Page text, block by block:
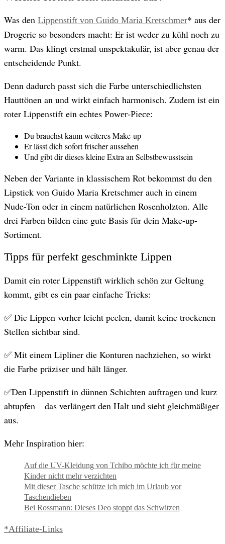
Was den Lippenstift von Guido Maria Kretschmer* aus der
Drogerie so besonders macht: Er ist weder zu kühl noch zu
warm. Das klingt erstmal unspektakulär, ist aber genau der
entscheidende Punkt.
Denn dadurch passt sich die Farbe unterschiedlichsten
Hauttönen an und wirkt einfach harmonisch. Zudem ist ein
roter Lippenstift ein echtes Power-Piece:
Du brauchst kaum weiteres Make-up
Er lässt dich sofort frischer aussehen
Und gibt dir dieses kleine Extra an Selbstbewusstsein
Neben der Variante in klassischem Rot bekommst du den
Lipstick von Guido Maria Kretschmer auch in einem
Nude-Ton oder in einem natürlichen Rosenholzton. Alle
drei Farben bilden eine gute Basis für dein Make-up-
Sortiment.
Tipps für perfekt geschminkte Lippen
Damit ein roter Lippenstift wirklich schön zur Geltung
kommt, gibt es ein paar einfache Tricks:
✅ Die Lippen vorher leicht peelen, damit keine trockenen
Stellen sichtbar sind.
✅ Mit einem Lipliner die Konturen nachziehen, so wirkt
die Farbe präziser und hält länger.
✅Den Lippenstift in dünnen Schichten auftragen und kurz
abtupfen – das verlängert den Halt und sieht gleichmäßiger
aus.
Mehr Inspiration hier:
Auf die UV-Kleidung von Tchibo möchte ich für meine
Kinder nicht mehr verzichten
Mit dieser Tasche schütze ich mich im Urlaub vor
Taschendieben
Bei Rossmann: Dieses Deo stoppt das Schwitzen
*Affiliate-Links